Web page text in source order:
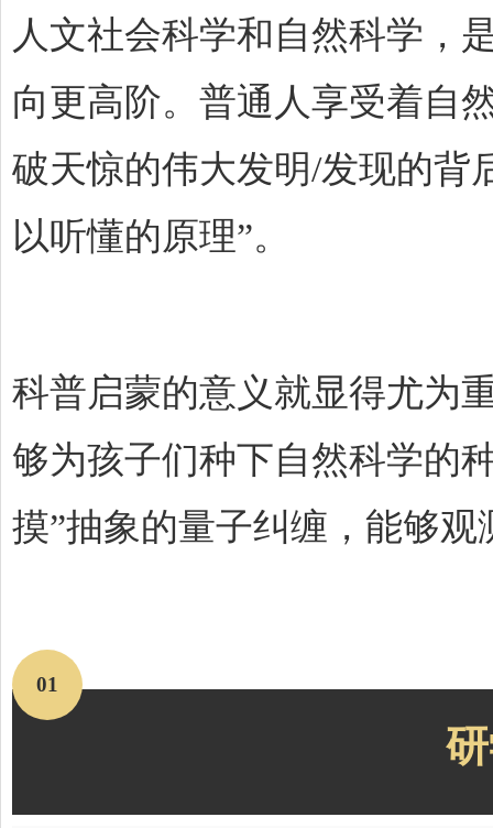
人文社会科学和自然科学，
向更高阶。普通人享受着自
破天惊的伟大发明/发现的背
以听懂的原理”。
科普启蒙的意义就显得尤为
够为孩子们种下自然科学的
摸”抽象的量子纠缠，能够
01